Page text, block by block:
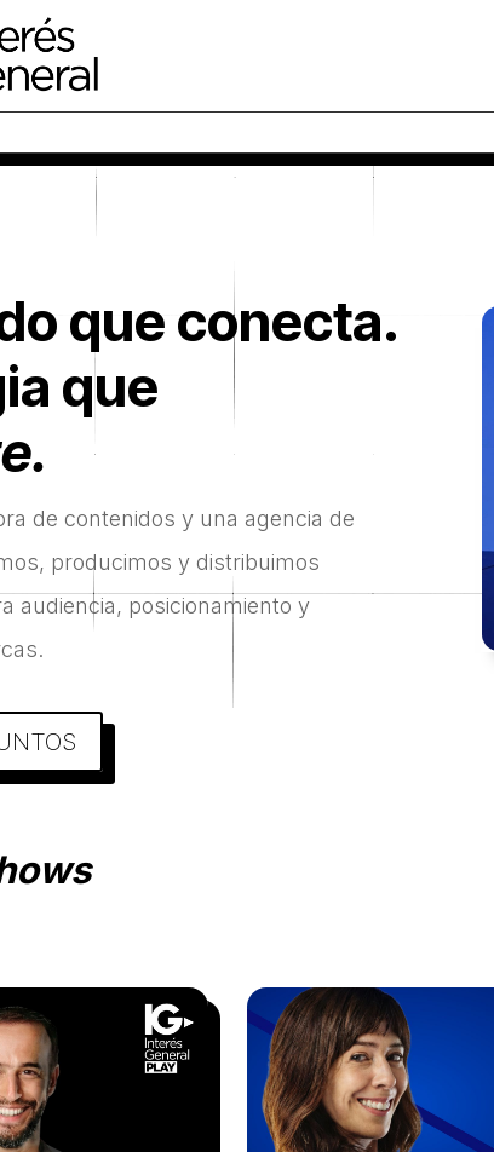
que conecta.
que
de contenidos y una agencia de
producimos y distribuimos
audiencia, posicionamiento y